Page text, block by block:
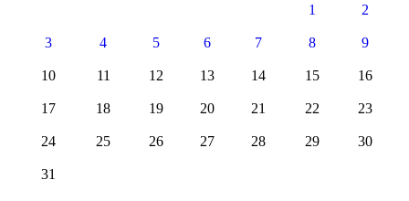
1
2
3 4 5 6 7 8 9
10 11 12 13 14 15 16
17 18 19 20 21 22 23
24 25 26 27 28 29 30
31